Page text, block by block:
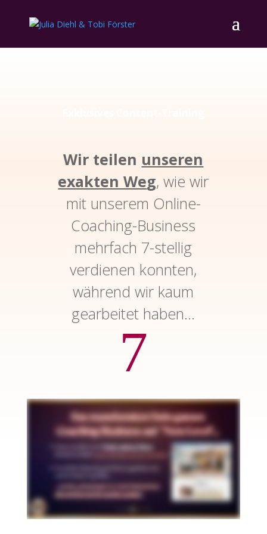
Wir teilen unseren
exakten Weg, wie wir
mit unserem Online-
Coaching-Business
mehrfach 7-stellig
verdienen konnten,
während wir kaum
gearbeitet haben…
7